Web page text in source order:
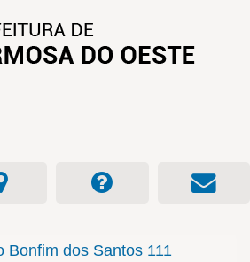
Bonfim dos Santos 111